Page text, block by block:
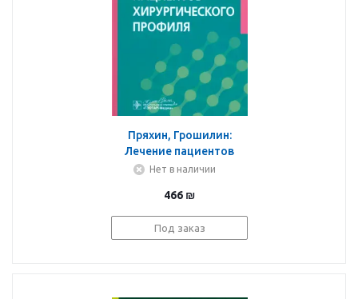
Пряхин, Грошилин:
Лечение пациентов
хирургического
Нет в наличии
466 ₪
Под заказ